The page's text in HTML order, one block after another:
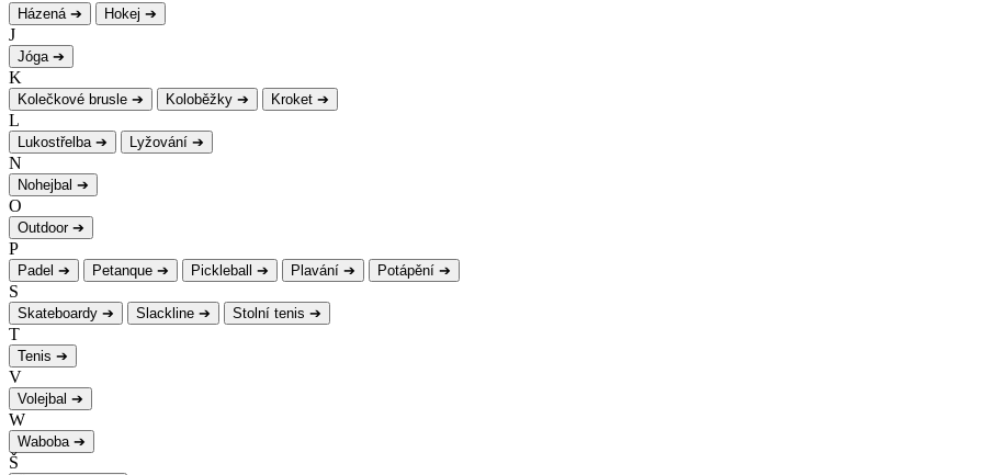
Házená ➔ Hokej ➔
J
Jóga ➔
K
Kolečkové brusle ➔ Koloběžky ➔ Kroket ➔
L
Lukostřelba ➔ Lyžování ➔
N
Nohejbal ➔
O
Outdoor ➔
P
Padel ➔ Petanque ➔ Pickleball ➔ Plavání ➔ Potápění ➔
S
Skateboardy ➔ Slackline ➔ Stolní tenis ➔
T
Tenis ➔
V
Volejbal ➔
W
Waboba ➔
Š